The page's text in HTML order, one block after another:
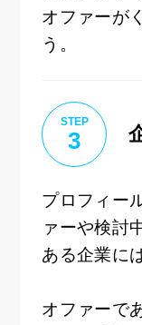
オファーが
う。
STEP
3
プロフィー
ァーや検討
ある企業に
オファーで